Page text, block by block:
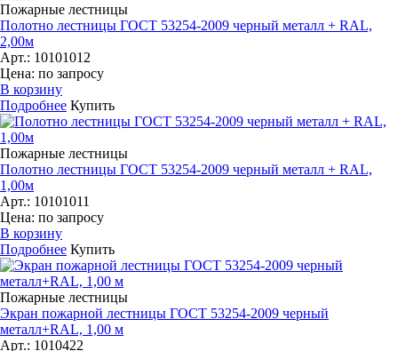
Пожарные лестницы
Полотно лестницы ГОСТ 53254-2009 черный металл + RAL,
2,00м
Арт.: 10101012
Цена: по запросу
В корзину
Подробнее Купить
Пожарные лестницы
Полотно лестницы ГОСТ 53254-2009 черный металл + RAL,
1,00м
Арт.: 10101011
Цена: по запросу
В корзину
Подробнее Купить
Пожарные лестницы
Экран пожарной лестницы ГОСТ 53254-2009 черный
металл+RAL, 1,00 м
Арт.: 1010422